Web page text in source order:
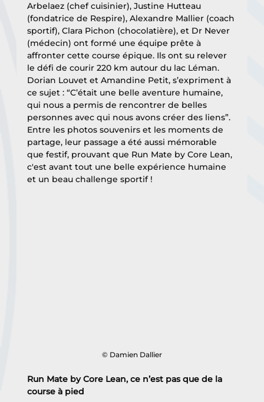
Arbelaez (chef cuisinier), Justine Hutteau
(fondatrice de Respire), Alexandre Mallier (coach
sportif), Clara Pichon (chocolatière), et Dr Never
(médecin) ont formé une équipe prête à
affronter cette course épique. Ils ont su relever
le défi de courir 220 km autour du lac Léman.
Dorian Louvet et Amandine Petit, s’expriment à
ce sujet : “C’était une belle aventure humaine,
qui nous a permis de rencontrer de belles
personnes avec qui nous avons créer des liens”.
Entre les photos souvenirs et les moments de
partage, leur passage a été aussi mémorable
que festif, prouvant que Run Mate by Core Lean,
c'est avant tout une belle expérience humaine
et un beau challenge sportif !
© Damien Dallier
Run Mate by Core Lean, ce n’est pas que de la
course à pied